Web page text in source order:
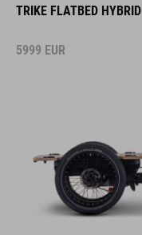
TRIKE FLATBED HYBRID
5999 EUR